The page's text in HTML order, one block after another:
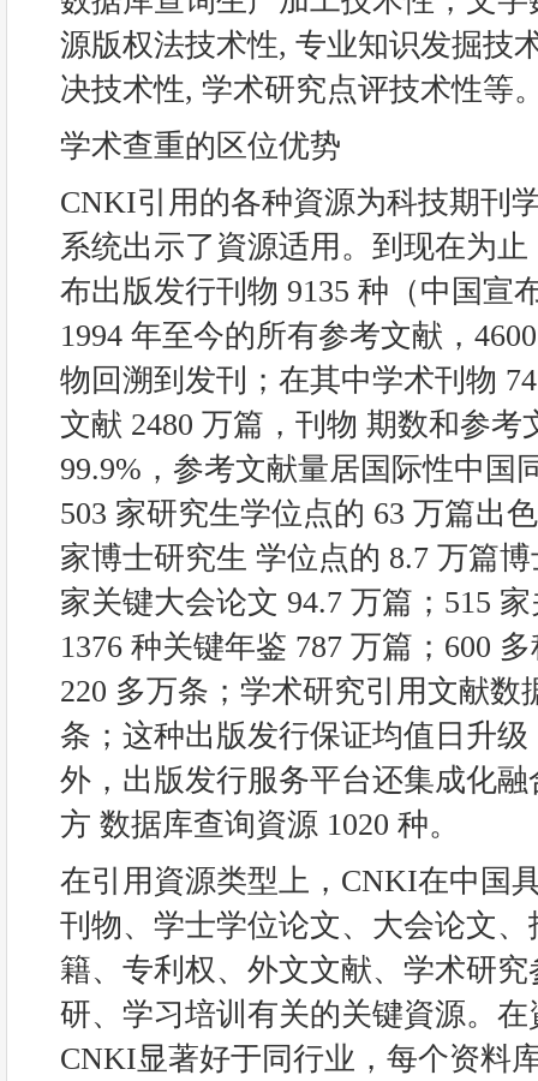
源版权法技术性, 专业知识发掘技
决技术性, 学术研究点评技术性等
学术查重的区位优势
CNKI引用的各种資源为科技期刊
系统出示了資源适用。到现在为
布出版发行刊物 9135 种（中国宣
1994 年至今的所有参考文献，
物回溯到发刊；在其中学术刊物
文献 2480 万篇，刊物 期数和参
99.9%，参考文献量居国际性中国
503 家研究生学位点的 63 万篇出
家博士研究生 学位点的 8.7 万篇
家关键大会论文 94.7 万篇；515
1376 种关键年鉴 787 万篇；600
220 多万条；学术研究引用文献数
条；这种出版发行保证均值日升级
外，出版发行服务平台还集成化
方 数据库查询資源 1020 种。
在引用資源类型上，CNKI在中国
刊物、学士学位论文、大会论文
籍、专利权、外文文献、学术研
研、学习培训有关的关键資源。
CNKI显著好于同行业，每个资料